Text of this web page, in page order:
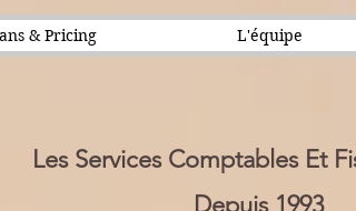
& Pricing L'équipe
Les Services Comptables Et
Depuis 1993